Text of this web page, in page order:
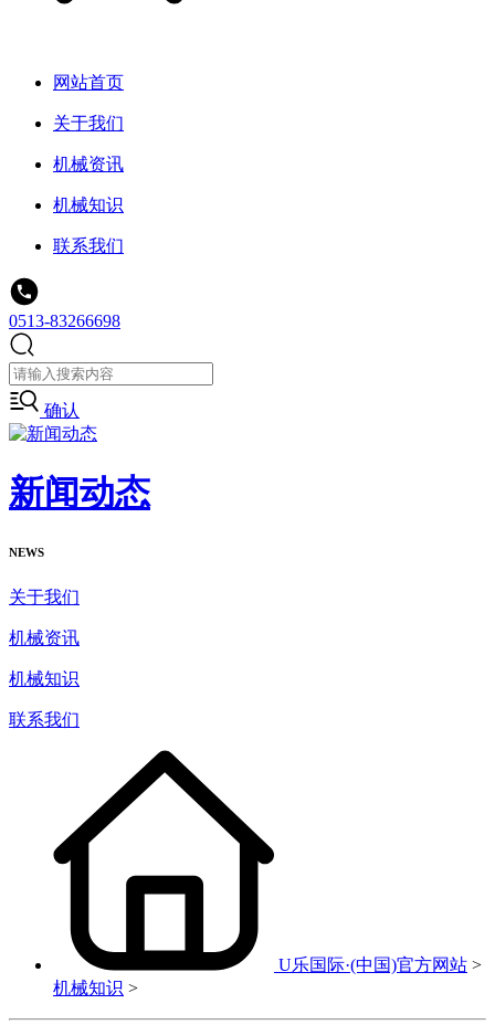
网站首页
关于我们
机械资讯
机械知识
联系我们
0513-83266698
确认
新闻动态
NEWS
关于我们
机械资讯
机械知识
联系我们
U乐国际·(中国)官方网站 >
机械知识 >